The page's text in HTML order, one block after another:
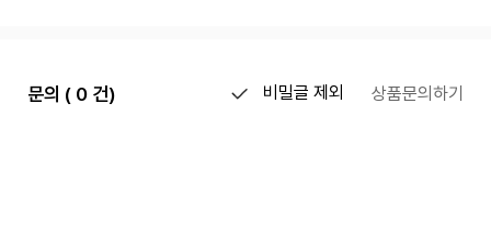
문의 ( 0 건) 비밀글 제외 상품문의하기